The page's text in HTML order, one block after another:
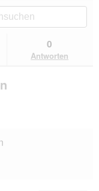
0
Antworten